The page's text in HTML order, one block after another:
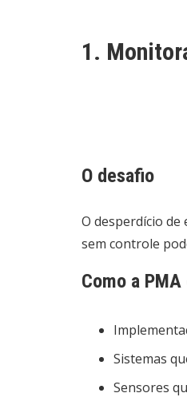
1.
O desafio
O desperdício
sem controle
Como a
Sistemas
Sensores